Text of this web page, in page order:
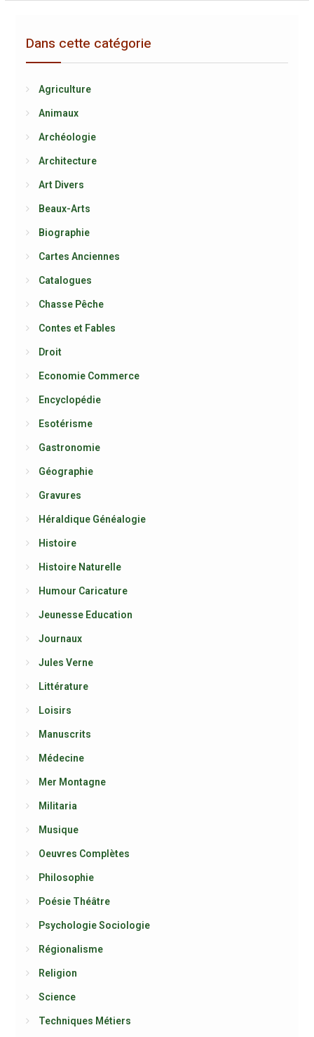
Dans cette catégorie
Agriculture
Animaux
Archéologie
Architecture
Art Divers
Beaux-Arts
Biographie
Cartes Anciennes
Catalogues
Chasse Pêche
Contes et Fables
Droit
Economie Commerce
Encyclopédie
Esotérisme
Gastronomie
Géographie
Gravures
Héraldique Généalogie
Histoire
Histoire Naturelle
Humour Caricature
Jeunesse Education
Journaux
Jules Verne
Littérature
Loisirs
Manuscrits
Médecine
Mer Montagne
Militaria
Musique
Oeuvres Complètes
Philosophie
Poésie Théâtre
Psychologie Sociologie
Régionalisme
Religion
Science
Techniques Métiers